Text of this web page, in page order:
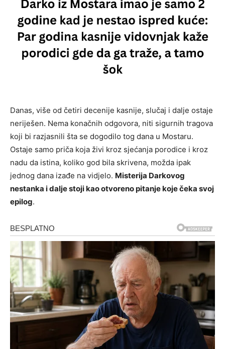
Danas, više od četiri decenije kasnije, slučaj i dalje ostaje
neriješen. Nema konačnih odgovora, niti sigurnih tragova
koji bi razjasnili šta se dogodilo tog dana u Mostaru.
Ostaje samo priča koja živi kroz sjećanja porodice i kroz
nadu da istina, koliko god bila skrivena, možda ipak
jednog dana izađe na vidjelo. Misterija Darkovog
nestanka i dalje stoji kao otvoreno pitanje koje čeka svoj
epilog.